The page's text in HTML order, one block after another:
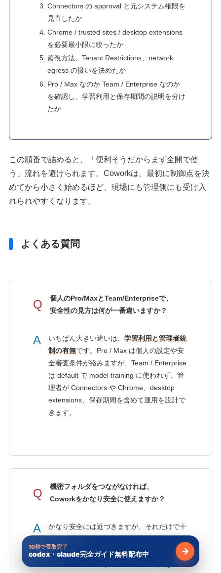
Connectors の approval と元システム権限を
見直したか
Chrome / trusted sites / desktop extensions
を必要最小限に絞ったか
監視方法、Tenant Restrictions、network
egress の扱いを決めたか
Pro / Max なのか Team / Enterprise なのか
を確認し、学習利用と保存期間の説明を分け
たか
この順番で詰めると、「便利そうだからまず全開で使
う」流れを避けられます。Coworkは、最初に制御点を決
めてから小さく始めるほど、現場にも管理側にも受け入
れられやすくなります。
よくある質問
Q
個人のPro/MaxとTeam/Enterpriseで、
安全性の見方は何が一番違いますか？
A いちばん大きい違いは、 学習利用と管理者統
制の有無です。Pro / Max は個人の設定や安
全審査条件が絡みますが、Team / Enterprise
は default で model training に使われず、管
理者が Connectors や Chrome、desktop
extensions、保存期間を含めて運用を設計で
きます。
Q
機密フォルダをつながなければ、
Coworkをかなり安全に使えますか？
A
かなり安全には近づきますが、それだけで十
るのは強い対策ですが、browser、
10秒で受取完了
codex・claude完全ガイド無料配布中 無料で受け
→